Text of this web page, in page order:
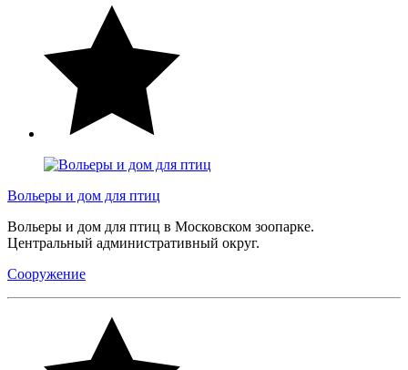
Вольеры и дом для птиц
Вольеры и дом для птиц в Московском зоопарке.
Центральный административный округ.
Сооружение